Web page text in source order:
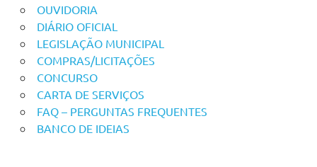
OUVIDORIA
DIÁRIO OFICIAL
LEGISLAÇÃO MUNICIPAL
COMPRAS/LICITAÇÕES
CONCURSO
CARTA DE SERVIÇOS
FAQ – PERGUNTAS FREQUENTES
BANCO DE IDEIAS